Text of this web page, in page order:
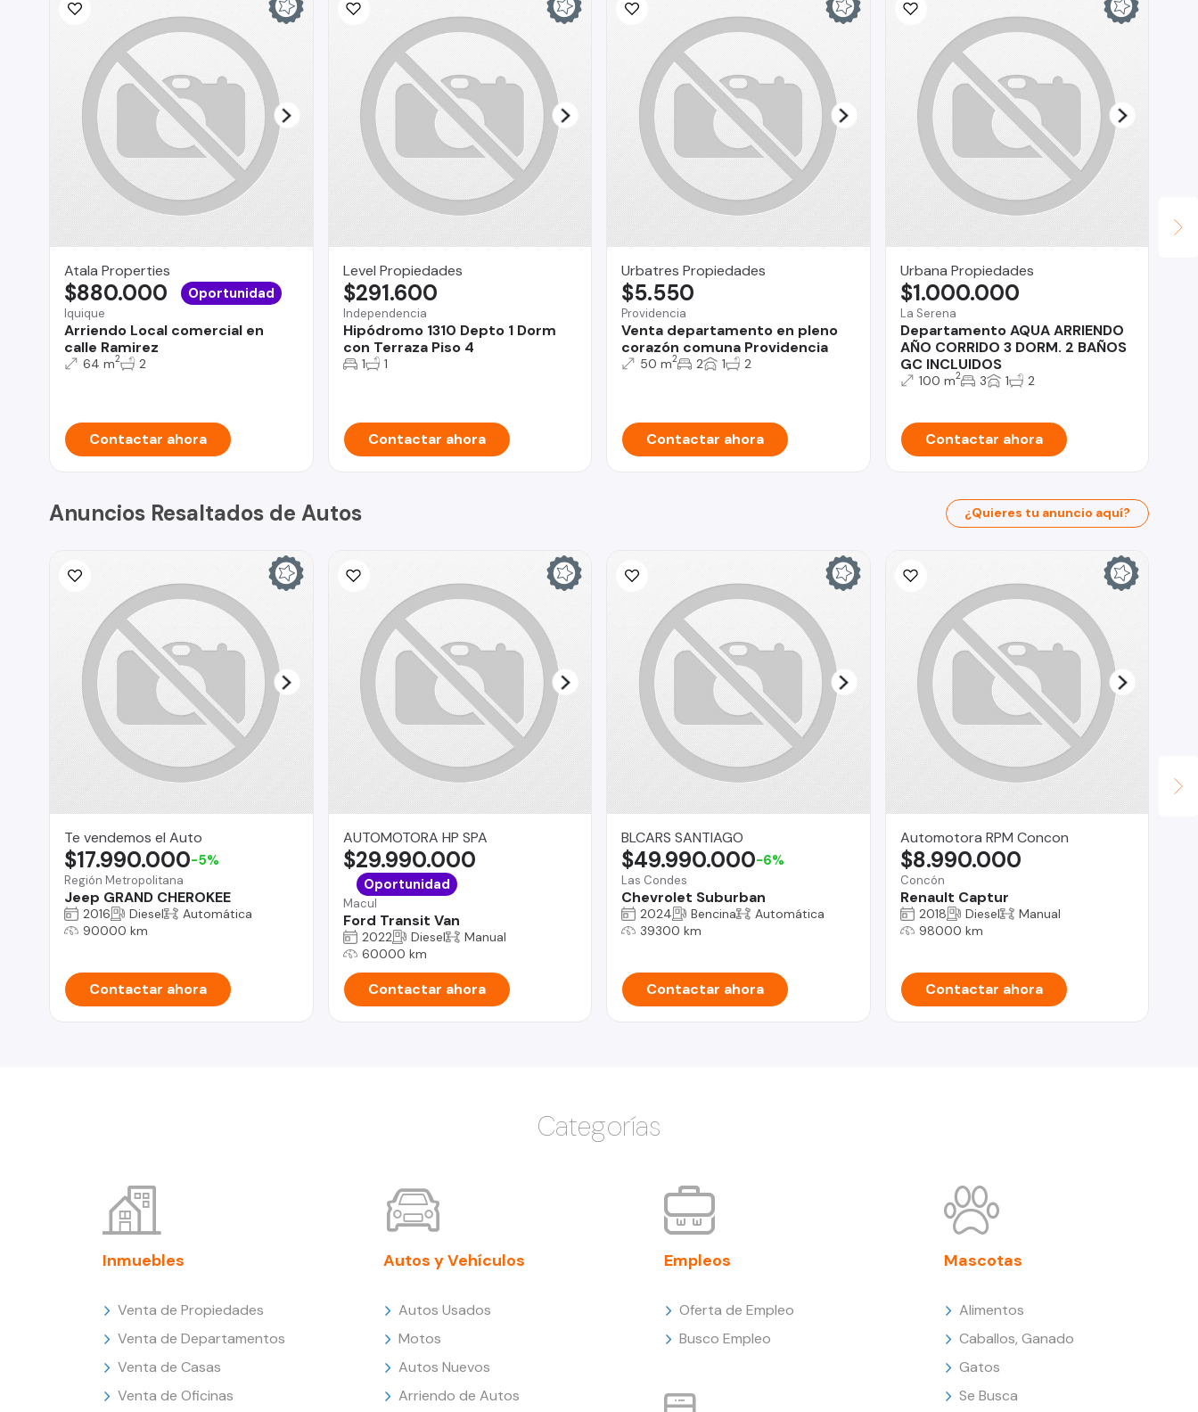
Atala Properties
Iquique
Arriendo Local comercial en
calle Ramirez
$880.000 Oportunidad
64 m2 2
Contactar ahora
Level Propiedades
Independencia
Hipódromo 1310 Depto 1 Dorm
con Terraza Piso 4
$291.600
1 1
Contactar ahora
Urbatres Propiedades
Providencia
Venta departamento en pleno
corazón comuna Providencia
$5.550
50 m2 2 1 2
Contactar ahora
Urbana Propiedades
La Serena
Departamento AQUA ARRIENDO
AÑO CORRIDO 3 DORM. 2 BAÑOS
GC INCLUIDOS
$1.000.000
100 m2 3 1 2
Contactar ahora
Anuncios Resaltados de Autos ¿Quieres tu anuncio aquí?
Te vendemos el Auto
Región Metropolitana
Jeep GRAND CHEROKEE
$17.990.000-5%
2016 Diesel
Automática
90000 km
Contactar ahora
AUTOMOTORA HP SPA
Macul
Ford Transit Van
$29.990.000
Oportunidad
2022 Diesel
Manual
60000 km
Contactar ahora
BLCARS SANTIAGO
Las Condes
Chevrolet Suburban
$49.990.000-6%
2024 Bencina
Automática
39300 km
Contactar ahora
Automotora RPM Concon
Concón
Renault Captur
$8.990.000
2018 Diesel
Manual
98000 km
Contactar ahora
Categorías
Inmuebles
Venta de Propiedades
Venta de Departamentos
Venta de Casas
Venta de Oficinas
Autos y Vehículos
Autos Usados
Motos
Autos Nuevos
Arriendo de Autos
Empleos
Oferta de Empleo
Busco Empleo
Mascotas
Alimentos
Caballos, Ganado
Gatos
Se Busca